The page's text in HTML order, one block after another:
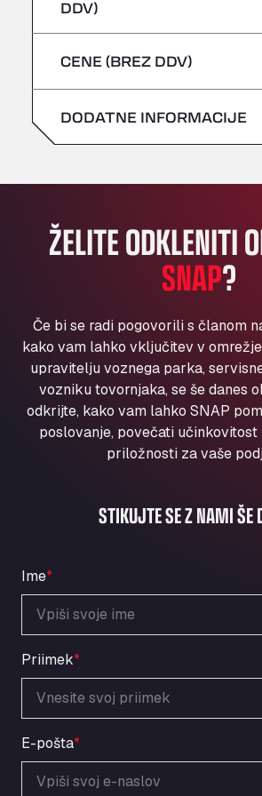
Bühlwiesenweg 15, 72221
Klaverbladstaat 21, 3560
American Truck Wash
Av. des Etats-Unis 90, 6041
Andamur Guarroman
Andamur La Junquera
Andamur Pamplona
A-15 Salida Imarcoain, 31119
Andamur San Roman II
Anglia Motel
Washway Road, PE12 8LT
Anpol Sp. z o.o.
Ul. Torunska 147, 85884
Aqua Ariva GmbH
Marie-Curie-Straße 24, 68219
Aral Autohof Bockel
ARAL Autohof Bockenem
Oppelner Str. 1, 31167
ARAL Autohof Preis
Schellweilerstraße 1, 66871
ARAL Tankstelle - XXL
GmbH
Obernburger Str. 127, 63811
Ardleigh South Services
a120 westbound, CO77SL
Area 47 Hermanos Rico
Autovia A4 km 47, 28300
sobota –
sobota –
DDV)
CENE (BREZ DDV)
DODATNE INFORMACIJE
ŽELITE ODKLENITI
SNAP?
Če bi se radi pogovorili s članom
kako vam lahko vključitev v
upravitelju voznega parka,
vozniku tovornjaka, se še danes
odkrijte, kako vam lahko SNAP
poslovanje, povečati
priložnosti za vaše
STIKUJTE SE Z NAMI ŠE
Ime*
Priimek*
E-pošta*